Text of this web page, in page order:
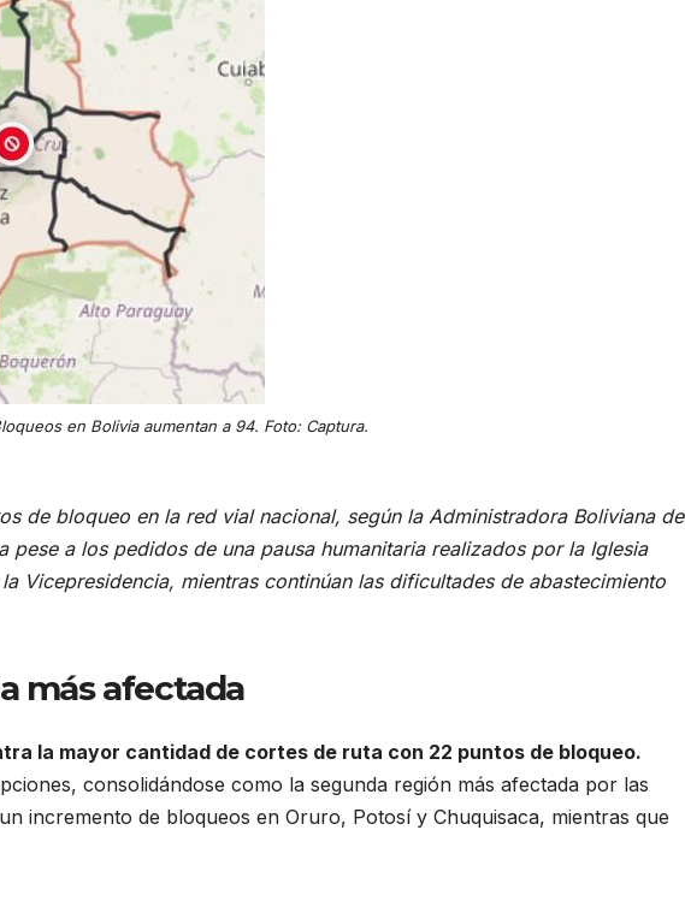
en Bolivia aumentan a 94. Foto: Captura.
de bloqueo en la red vial nacional, según la Administradora Boliviana de
pese a los pedidos de una pausa humanitaria realizados por la Iglesia
Vicepresidencia, mientras continúan las dificultades de abastecimiento
más afectada
la mayor cantidad de cortes de ruta con 22 puntos de bloqueo.
consolidándose como la segunda región más afectada por las
incremento de bloqueos en Oruro, Potosí y Chuquisaca, mientras que